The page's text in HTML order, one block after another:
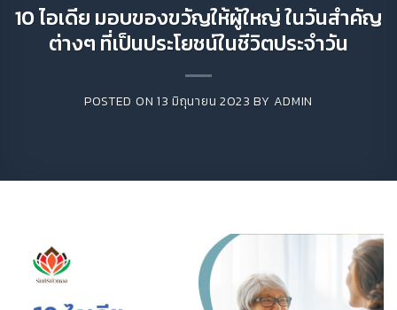
10 ไอเดีย มอบของขวัญให้ผู้ใหญ่ ในวันสำคัญ
ต่างๆ ที่เป็นประโยชน์ในชีวิตประจำวัน
POSTED ON 13 มิถุนายน 2023 BY ADMIN